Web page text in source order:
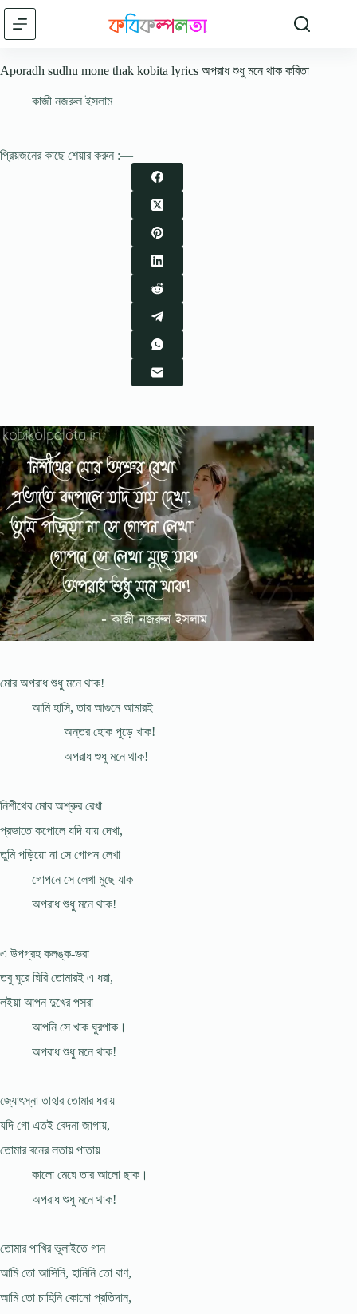
Skip
content
Aporadh sudhu mone thak kobita lyrics অপরাধ শুধু মনে থাক কবিতা
কাজী নজরুল ইসলাম
প্রিয়জনের কাছে শেয়ার করুন :—
মোর অপরাধ শুধু মনে থাক!
আমি হাসি, তার আগুনে আমারই
অন্তর হোক পুড়ে খাক!
অপরাধ শুধু মনে থাক!
নিশীথের মোর অশ্রুর রেখা
প্রভাতে কপোলে যদি যায় দেখা,
তুমি পড়িয়ো না সে গোপন লেখা
গোপনে সে লেখা মুছে যাক
অপরাধ শুধু মনে থাক!
এ উপগ্রহ কলঙ্ক-ভরা
তবু ঘুরে ঘিরি তোমারই এ ধরা,
লইয়া আপন দুখের পসরা
আপনি সে খাক ঘুরপাক।
অপরাধ শুধু মনে থাক!
জ্যোৎস্না তাহার তোমার ধরায়
যদি গো এতই বেদনা জাগায়,
তোমার বনের লতায় পাতায়
কালো মেঘে তার আলো ছাক।
অপরাধ শুধু মনে থাক!
তোমার পাখির ভুলাইতে গান
আমি তো আসিনি, হানিনি তো বাণ,
আমি তো চাহিনি কোনো প্রতিদান,